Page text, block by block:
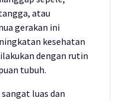
atau
gerakan ini
kesehatan
dengan rutin
tubuh.
luas dan